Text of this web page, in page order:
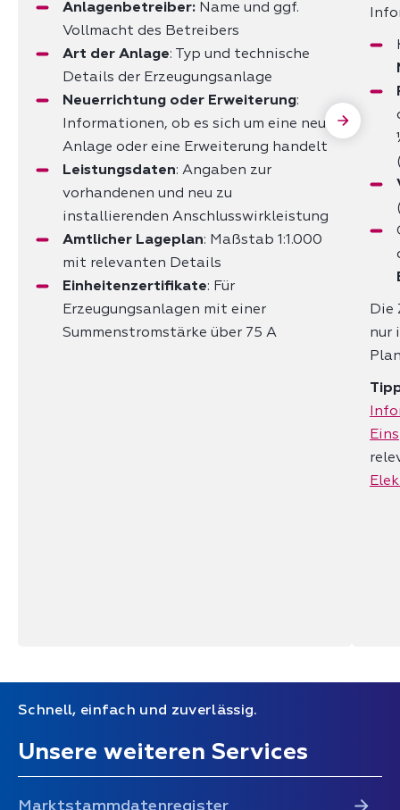
Anlagenbetreiber: Name und ggf.
Vollmacht des Betreibers
Art der Anlage: Typ und technische
Details der Erzeugungsanlage
Neuerrichtung oder Erweiterung:
Informationen, ob es sich um eine neue
Anlage oder eine Erweiterung handelt
Leistungsdaten: Angaben zur
vorhandenen und neu zu
installierenden Anschlusswirkleistung
Amtlicher Lageplan: Maßstab 1:1.000
mit relevanten Details
Einheitenzertifikate: Für
Erzeugungsanlagen mit einer
Summenstromstärke über 75 A
Die
nur
Schnell, einfach und zuverlässig.
Unsere weiteren Services
Marktstammdatenregister